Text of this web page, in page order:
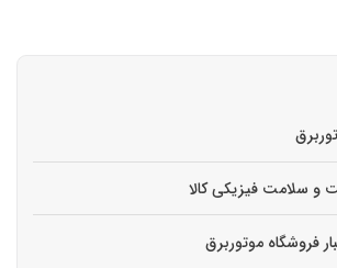
و سلامت فیزیکی کالا
فروشگاه موتوربرق